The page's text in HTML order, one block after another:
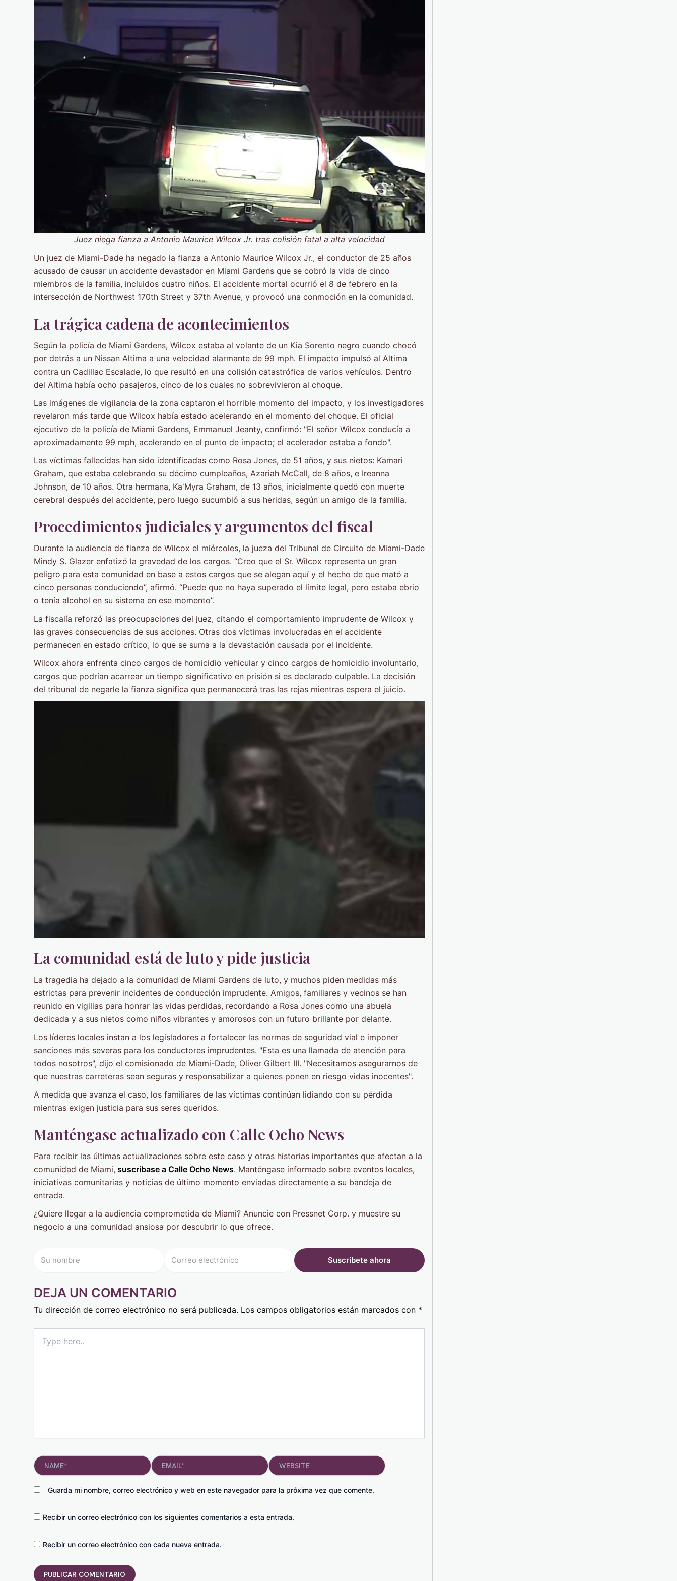
Juez niega fianza a Antonio Maurice Wilcox Jr. tras colisión fatal a alta velocidad
Un juez de Miami-Dade ha negado la fianza a Antonio Maurice Wilcox Jr., el conductor de 25 años
acusado de causar un accidente devastador en Miami Gardens que se cobró la vida de cinco
miembros de la familia, incluidos cuatro niños. El accidente mortal ocurrió el 8 de febrero en la
intersección de Northwest 170th Street y 37th Avenue, y provocó una conmoción en la comunidad.
La trágica cadena de acontecimientos
Según la policía de Miami Gardens, Wilcox estaba al volante de un Kia Sorento negro cuando chocó
por detrás a un Nissan Altima a una velocidad alarmante de 99 mph. El impacto impulsó al Altima
contra un Cadillac Escalade, lo que resultó en una colisión catastrófica de varios vehículos. Dentro
del Altima había ocho pasajeros, cinco de los cuales no sobrevivieron al choque.
Las imágenes de vigilancia de la zona captaron el horrible momento del impacto, y los investigadores
revelaron más tarde que Wilcox había estado acelerando en el momento del choque. El oficial
ejecutivo de la policía de Miami Gardens, Emmanuel Jeanty, confirmó: "El señor Wilcox conducía a
aproximadamente 99 mph, acelerando en el punto de impacto; el acelerador estaba a fondo".
Las víctimas fallecidas han sido identificadas como Rosa Jones, de 51 años, y sus nietos: Kamari
Graham, que estaba celebrando su décimo cumpleaños, Azariah McCall, de 8 años, e Ireanna
Johnson, de 10 años. Otra hermana, Ka'Myra Graham, de 13 años, inicialmente quedó con muerte
cerebral después del accidente, pero luego sucumbió a sus heridas, según un amigo de la familia.
Procedimientos judiciales y argumentos del fiscal
Durante la audiencia de fianza de Wilcox el miércoles, la jueza del Tribunal de Circuito de Miami-Dade
Mindy S. Glazer enfatizó la gravedad de los cargos. “Creo que el Sr. Wilcox representa un gran
peligro para esta comunidad en base a estos cargos que se alegan aquí y el hecho de que mató a
cinco personas conduciendo”, afirmó. “Puede que no haya superado el límite legal, pero estaba ebrio
o tenía alcohol en su sistema en ese momento”.
La fiscalía reforzó las preocupaciones del juez, citando el comportamiento imprudente de Wilcox y
las graves consecuencias de sus acciones. Otras dos víctimas involucradas en el accidente
permanecen en estado crítico, lo que se suma a la devastación causada por el incidente.
Wilcox ahora enfrenta cinco cargos de homicidio vehicular y cinco cargos de homicidio involuntario,
cargos que podrían acarrear un tiempo significativo en prisión si es declarado culpable. La decisión
del tribunal de negarle la fianza significa que permanecerá tras las rejas mientras espera el juicio.
La comunidad está de luto y pide justicia
La tragedia ha dejado a la comunidad de Miami Gardens de luto, y muchos piden medidas más
estrictas para prevenir incidentes de conducción imprudente. Amigos, familiares y vecinos se han
reunido en vigilias para honrar las vidas perdidas, recordando a Rosa Jones como una abuela
dedicada y a sus nietos como niños vibrantes y amorosos con un futuro brillante por delante.
Los líderes locales instan a los legisladores a fortalecer las normas de seguridad vial e imponer
sanciones más severas para los conductores imprudentes. "Esta es una llamada de atención para
todos nosotros", dijo el comisionado de Miami-Dade, Oliver Gilbert III. "Necesitamos asegurarnos de
que nuestras carreteras sean seguras y responsabilizar a quienes ponen en riesgo vidas inocentes".
A medida que avanza el caso, los familiares de las víctimas continúan lidiando con su pérdida
mientras exigen justicia para sus seres queridos.
Manténgase actualizado con Calle Ocho News
Para recibir las últimas actualizaciones sobre este caso y otras historias importantes que afectan a la
comunidad de Miami, suscríbase a Calle Ocho News. Manténgase informado sobre eventos locales,
iniciativas comunitarias y noticias de último momento enviadas directamente a su bandeja de
entrada.
¿Quiere llegar a la audiencia comprometida de Miami? Anuncie con Pressnet Corp. y muestre su
negocio a una comunidad ansiosa por descubrir lo que ofrece.
DEJA UN COMENTARIO
Tu dirección de correo electrónico no será publicada. Los campos obligatorios están marcados con *
here..
Name* Email*
Guarda mi nombre, correo electrónico y web en este navegador para la próxima vez que comente.
Website
Recibir un correo electrónico con los siguientes comentarios a esta entrada.
Recibir un correo electrónico con cada nueva entrada.